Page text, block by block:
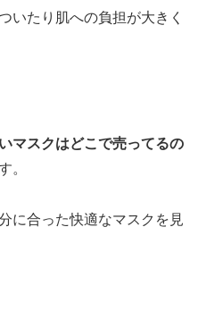
いたり肌への負担が大きく
マスクはどこで売ってるの
。
に合った快適なマスクを見